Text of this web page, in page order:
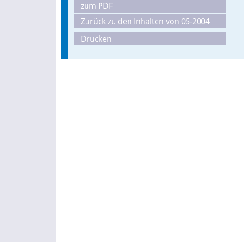
zum PDF
Zurück zu den Inhalten von 05-2004
Drucken